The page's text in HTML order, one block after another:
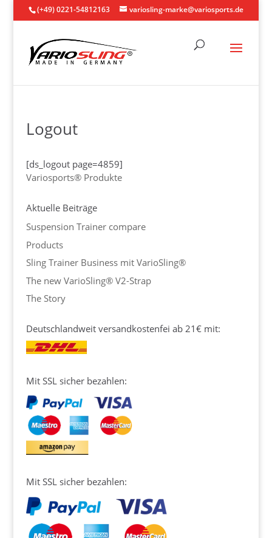
(+49) 0221-54812163 variosling-marke@variosports.de
Logout
[ds_logout page=4859]
Variosports® Produkte
Aktuelle Beiträge
Suspension Trainer compare
Products
Sling Trainer Business mit VarioSling®
The new VarioSling® V2-Strap
The Story
Deutschlandweit versandkostenfei ab 21€ mit:
Mit SSL sicher bezahlen:
Mit SSL sicher bezahlen: